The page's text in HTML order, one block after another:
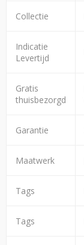
Collectie
Indicatie
Levertijd
Gratis
thuisbezorgd
Garantie
Maatwerk
Tags
Tags